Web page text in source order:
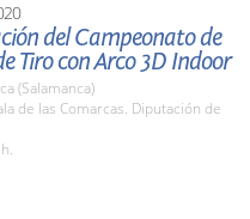
del Campeonato de
Tiro con Arco 3D Indoor
(Salamanca)
de las Comarcas. Diputación de